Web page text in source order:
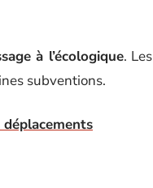
à l’écologique. Les
subventions.